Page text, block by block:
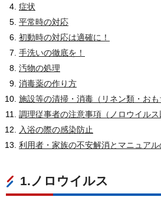
症状
平常時の対応
初動時の対応は適確に！
手洗いの徹底を！
汚物の処理
消毒薬の作り方
施設等の清掃・消毒（リネン類・おも
調理従事者の注意事項（ノロウイルス
入浴の際の感染防止
利用者・家族の不安解消とマニュア
1.ノロウイルス